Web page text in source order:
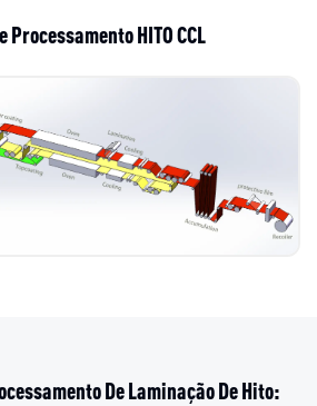
Processamento HITO CCL
De Laminação De Hito: